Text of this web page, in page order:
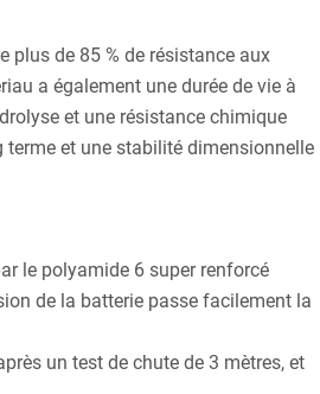
plus de 85 % de résistance aux
a également une durée de vie à
et une résistance chimique
et une stabilité dimensionnelle
le polyamide 6 super renforcé
de la batterie passe facilement la
un test de chute de 3 mètres, et